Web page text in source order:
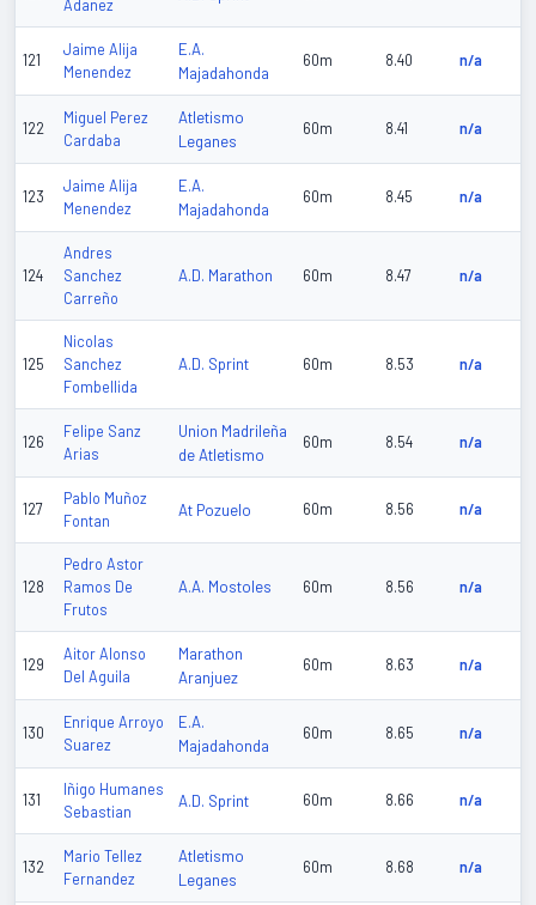
Adanez
121
Jaime Alija
Menendez
E.A.
Majadahonda
60m 8.40 n/a
122
Miguel Perez
Cardaba
Atletismo
Leganes
60m 8.41 n/a
123
Jaime Alija
Menendez
E.A.
Majadahonda
60m 8.45 n/a
124
Andres
Sanchez
Carreño
A.D. Marathon 60m 8.47 n/a
125
Nicolas
Sanchez
Fombellida
A.D. Sprint 60m 8.53 n/a
126
Felipe Sanz
Arias
Union Madrileña
de Atletismo
60m 8.54 n/a
127
Pablo Muñoz
Fontan
At Pozuelo 60m 8.56 n/a
128
Pedro Astor
Ramos De
Frutos
A.A. Mostoles 60m 8.56 n/a
129
Aitor Alonso
Del Aguila
Marathon
Aranjuez
60m 8.63 n/a
130
Enrique Arroyo
Suarez
E.A.
Majadahonda
60m 8.65 n/a
131
Iñigo Humanes
Sebastian
A.D. Sprint 60m 8.66 n/a
132
Mario Tellez
Fernandez
Atletismo
Leganes
60m 8.68 n/a